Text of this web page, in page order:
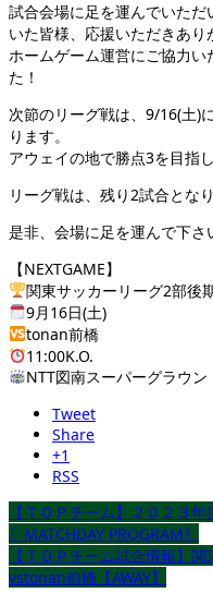
試合会場に足を運んでいた
いた皆様、応援いただきあり
ホームゲーム運営にご協力
た！
次節のリーグ戦は、9/16(土)
ります。
アウェイの地で勝点3を目指
リーグ戦は、残り2試合となり
是非、会場に足を運んで下さ
【NEXTGAME】
関東サッカーリーグ2部後
9月16日(土)
tonan前橋
11:00K.O.
NTT図南スーパーグラウン
Tweet
Share
+1
RSS
【ＴＯＰチーム】２０２３
〖MATCHDAY PROGRAM〗
【ＴＯＰチーム試合情報】
vstonan前橋【AWAY】